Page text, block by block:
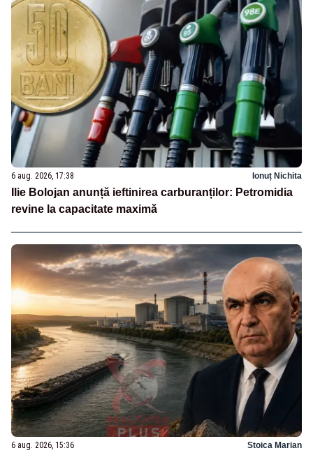
6 aug. 2026, 17:38 Ionuț Nichita
Ilie Bolojan anunță ieftinirea carburanților: Petromidia
revine la capacitate maximă
6 aug. 2026, 15:36 Stoica Marian